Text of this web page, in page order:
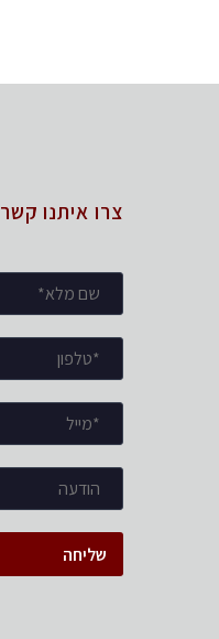
צרו איתנו קשר